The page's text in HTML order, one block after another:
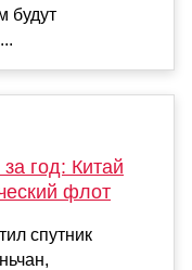
будут
год: Китай
флот
спутник